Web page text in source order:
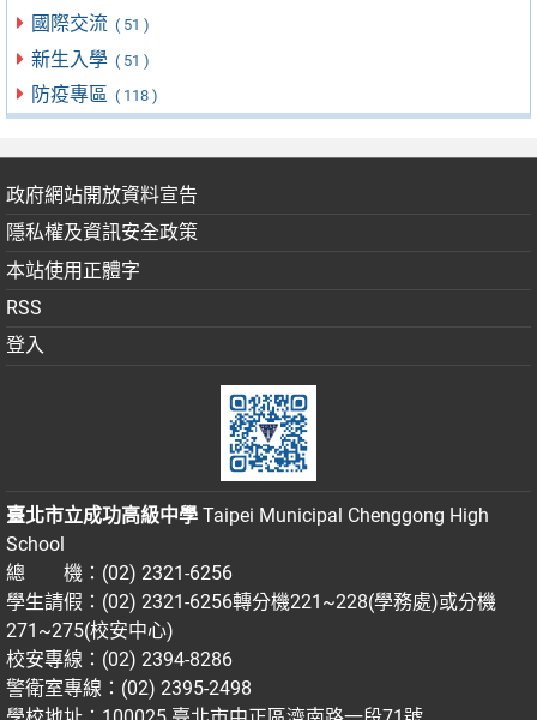
國際交流 ( 51 )
新生入學 ( 51 )
防疫專區 ( 118 )
政府網站開放資料宣告
隱私權及資訊安全政策
本站使用正體字
RSS
登入
臺北市立成功高級中學 Taipei Municipal Chenggong High
School
總 機：(02) 2321-6256
學生請假：(02) 2321-6256轉分機221~228(學務處)或分機
271~275(校安中心)
校安專線：(02) 2394-8286
警衛室專線：(02) 2395-2498